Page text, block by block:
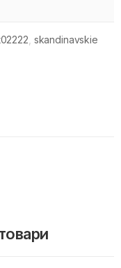
skandinavskie